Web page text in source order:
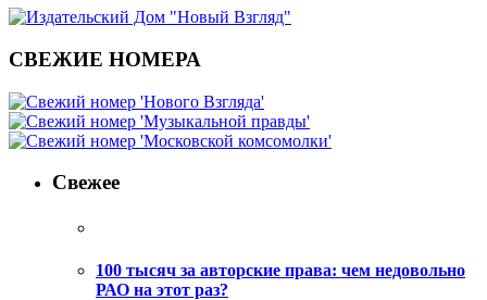
СВЕЖИЕ НОМЕРА
Свежее
100 тысяч за авторские права: чем недовольно
РАО на этот раз?